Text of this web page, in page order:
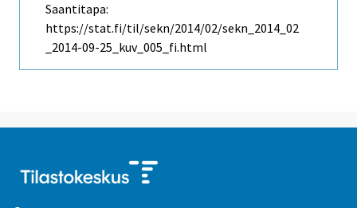
Saantitapa:
https://stat.fi/til/sekn/2014/02/sekn_2014_02
_2014-09-25_kuv_005_fi.html